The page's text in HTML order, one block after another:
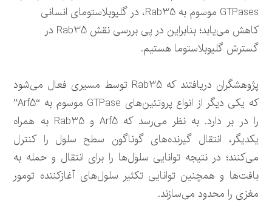
GTPases موسوم به Rab35، در گلیوبلاستومای انسانی
کاهش می‌یابد؛ بنابراین در پی بررسی نقش Rab35 در
گسترش گلیوبلاستوما هستیم.
پژوهشگران دریافتند که Rab35 توسط مسیری فعال می‌شود
که یکی دیگر از انواع پروتئین‌های GTPase موسوم به “Arf5”
را در بر دارد. به نظر می‌رسد که Arf5 و Rab35 به همراه
یکدیگر، انتقال گیرنده‌های گوناگون سطح سلول را کنترل
می‌کنند؛ در نتیجه توانایی سلول‌ها را برای انتقال و حمله به
بافت‌ها و همچنین توانایی تکثیر سلول‌های آغازکننده تومور
مغزی را محدود می‌سازند.